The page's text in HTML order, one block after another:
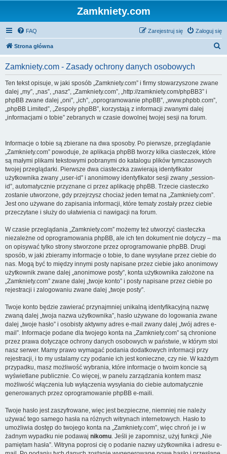
Zamkniety.com
FAQ Zaloguj się
Zarejestruj się
Strona główna
Zamkniety.com - Zasady ochrony danych osobowych
Ten tekst opisuje, w jaki sposób „Zamkniety.com” i firmy stowarzyszone zwane
dalej „my”, „nas”, „nasz”, „Zamkniety.com”, „http://zamkniety.com/phpBB3” i
phpBB zwane dalej „oni”, „ich”, „oprogramowanie phpBB”, „www.phpbb.com”,
„phpBB Limited”, „Zespoły phpBB”, korzystają z informacji zwanymi dalej
„informacjami o tobie” zebranych w czasie dowolnej twojej sesji na forum.
Informacje o tobie są zbierane na dwa sposoby. Po pierwsze, przeglądanie
„Zamkniety.com” powoduje, że aplikacja phpBB tworzy kilka ciasteczek, które
są małymi plikami tekstowymi pobranymi do katalogu plików tymczasowych
twojej przeglądarki. Pierwsze dwa ciasteczka zawierają identyfikator
użytkownika zwany „user-id” i anonimowy identyfikator sesji zwany „session-
id”, automatycznie przyznane ci przez aplikację phpBB. Trzecie ciasteczko
zostanie utworzone, gdy przejrzysz chociaż jeden temat na „Zamkniety.com”.
Jest ono używane do zapisania informacji, które tematy zostały przez ciebie
przeczytane i służy do ułatwienia ci nawigacji na forum.
W czasie przeglądania „Zamkniety.com” możemy też utworzyć ciasteczka
niezależne od oprogramowania phpBB, ale ich ten dokument nie dotyczy – ma
on opisywać tylko strony stworzone przez oprogramowanie phpBB. Drugi
sposób, w jaki zbieramy informacje o tobie, to dane wysyłane przez ciebie do
nas. Mogą być to między innymi posty napisane przez ciebie jako anonimowy
użytkownik zwane dalej „anonimowe posty”, konta użytkownika założone na
„Zamkniety.com” zwane dalej „twoje konto” i posty napisane przez ciebie po
rejestracji i zalogowaniu zwane dalej „twoje posty”.
Twoje konto będzie zawierać przynajmniej unikalną identyfikacyjną nazwę
zwaną dalej „twoja nazwa użytkownika”, hasło używane do logowania zwane
dalej „twoje hasło” i osobisty aktywny adres e-mail zwany dalej „twój adres e-
mail”. Informacje podane dla twojego konta na „Zamkniety.com” są chronione
przez prawa dotyczące ochrony danych osobowych w państwie, w którym stoi
nasz serwer. Mamy prawo wymagać podania dodatkowych informacji przy
rejestracji, i to my ustalamy czy podanie ich jest konieczne, czy nie. W każdym
przypadku, masz możliwość wybrania, które informacje o twoim koncie są
wyświetlane publicznie. Co więcej, w panelu zarządzania kontem masz
możliwość włączenia lub wyłączenia wysyłania do ciebie automatycznie
generowanych przez oprogramowanie phpBB e-maili.
Twoje hasło jest zaszyfrowane, więc jest bezpieczne, niemniej nie należy
używać tego samego hasła na różnych witrynach internetowych. Hasło to
umożliwia dostęp do twojego konta na „Zamkniety.com”, więc chroń je i w
żadnym wypadku nie podawaj nikomu. Jeśli je zapomnisz, użyj funkcji „Nie
pamiętam hasła”. Witryna poprosi cię o podanie nazwy użytkownika i adresu e-